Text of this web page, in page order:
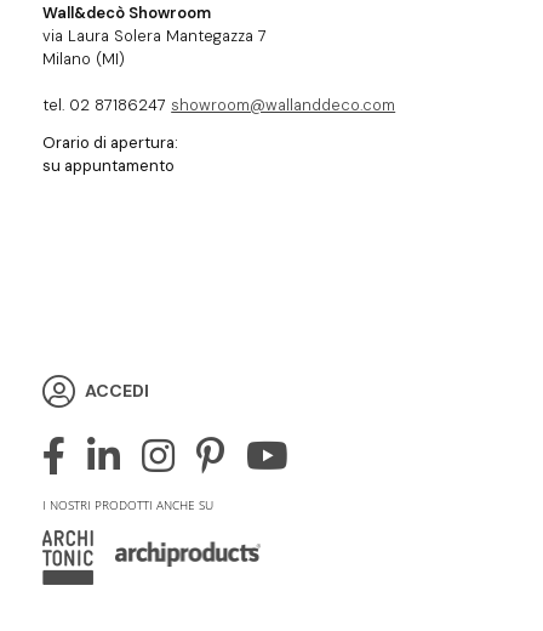
Wall&decò Showroom
via Laura Solera Mantegazza 7
Milano (MI)
tel. 02 87186247 showroom@wallanddeco.com
Orario di apertura:
su appuntamento
ACCEDI
I NOSTRI PRODOTTI ANCHE SU